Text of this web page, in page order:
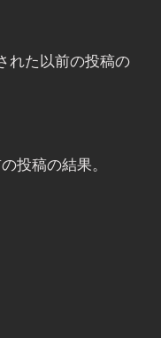
れた以前の投稿の
投稿の結果。